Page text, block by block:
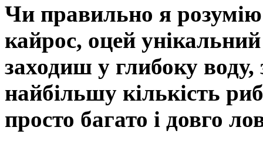
Чи правильно я
кайрос, оцей
заходиш у глибоку
найбільшу кількість
просто багато і довго